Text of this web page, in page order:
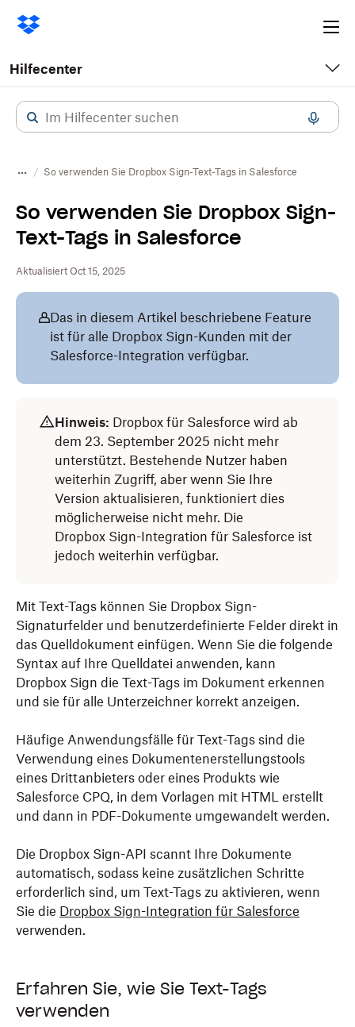
Hilfecenter
So verwenden Sie Dropbox Sign-Text-Tags in Salesforce
So verwenden Sie Dropbox Sign-
Text-Tags in Salesforce
Aktualisiert Oct 15, 2025
Das in diesem Artikel beschriebene Feature
ist für alle Dropbox Sign-Kunden mit der
Salesforce-Integration verfügbar.
Hinweis: Dropbox für Salesforce wird ab
dem 23. September 2025 nicht mehr
unterstützt. Bestehende Nutzer haben
weiterhin Zugriff, aber wenn Sie Ihre
Version aktualisieren, funktioniert dies
möglicherweise nicht mehr. Die
Dropbox Sign-Integration für Salesforce ist
jedoch weiterhin verfügbar.
Mit Text-Tags können Sie Dropbox Sign-
Signaturfelder und benutzerdefinierte Felder direkt in
das Quelldokument einfügen. Wenn Sie die folgende
Syntax auf Ihre Quelldatei anwenden, kann
Dropbox Sign die Text-Tags im Dokument erkennen
und sie für alle Unterzeichner korrekt anzeigen.
Häufige Anwendungsfälle für Text-Tags sind die
Verwendung eines Dokumentenerstellungstools
eines Drittanbieters oder eines Produkts wie
Salesforce CPQ, in dem Vorlagen mit HTML erstellt
und dann in PDF-Dokumente umgewandelt werden.
Die Dropbox Sign-API scannt Ihre Dokumente
automatisch, sodass keine zusätzlichen Schritte
erforderlich sind, um Text-Tags zu aktivieren, wenn
Sie die Dropbox Sign-Integration für Salesforce
verwenden.
Erfahren Sie, wie Sie Text-Tags
verwenden